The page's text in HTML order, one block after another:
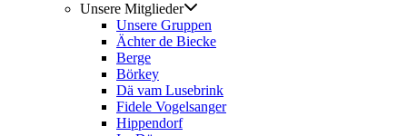
Unsere Mitglieder
Unsere Gruppen
Ächter de Biecke
Berge
Börkey
Dä vam Lusebrink
Fidele Vogelsanger
Hippendorf